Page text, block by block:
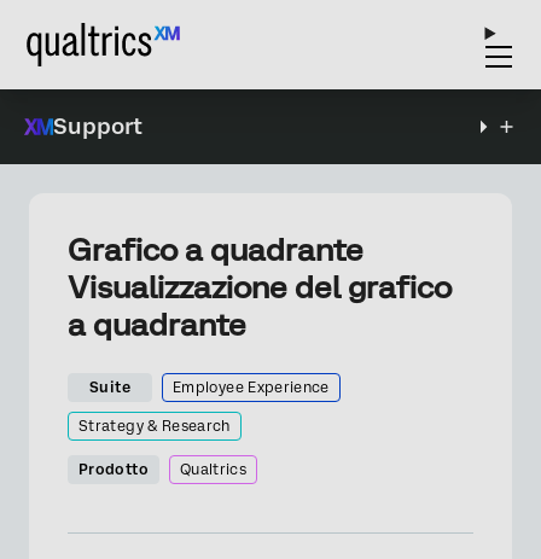
Support
Grafico a quadrante
Visualizzazione del grafico
a quadrante
Suite Employee Experience
Strategy & Research
Prodotto Qualtrics